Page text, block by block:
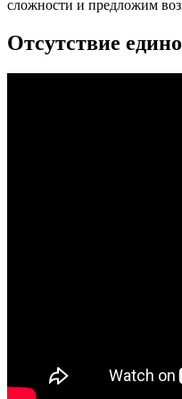
сложности и предложим
Отсутствие